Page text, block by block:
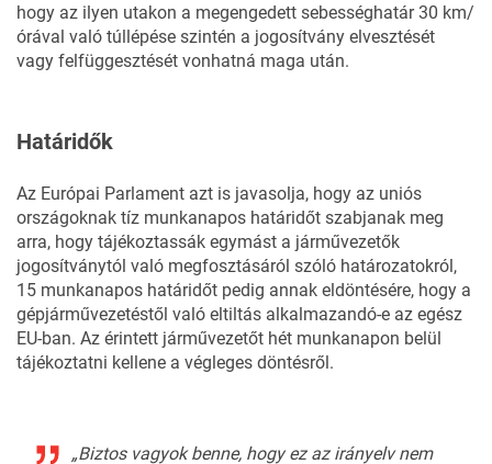
hogy az ilyen utakon a megengedett sebességhatár 30 km/
órával való túllépése szintén a jogosítvány elvesztését
vagy felfüggesztését vonhatná maga után.
Határidők
Az Európai Parlament azt is javasolja, hogy az uniós
országoknak tíz munkanapos határidőt szabjanak meg
arra, hogy tájékoztassák egymást a járművezetők
jogosítványtól való megfosztásáról szóló határozatokról,
15 munkanapos határidőt pedig annak eldöntésére, hogy a
gépjárművezetéstől való eltiltás alkalmazandó-e az egész
EU-ban. Az érintett járművezetőt hét munkanapon belül
tájékoztatni kellene a végleges döntésről.
„Biztos vagyok benne, hogy ez az irányelv nem